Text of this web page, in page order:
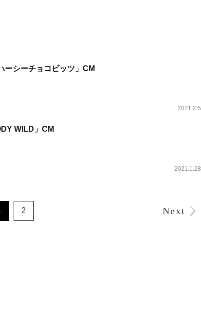
ーシーチョコビッツ」CM
2021.2.5
WILD」CM
2021.1.28
2 Next